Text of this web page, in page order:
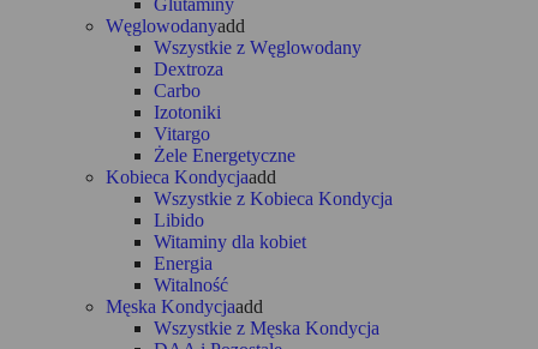
Glutaminy
Węglowodanyadd
Wszystkie z Węglowodany
Dextroza
Carbo
Izotoniki
Vitargo
Żele Energetyczne
Kobieca Kondycjaadd
Wszystkie z Kobieca Kondycja
Libido
Witaminy dla kobiet
Energia
Witalność
Męska Kondycjaadd
Wszystkie z Męska Kondycja